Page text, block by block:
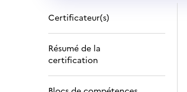
Certificateur(s)
Résumé de la
certification